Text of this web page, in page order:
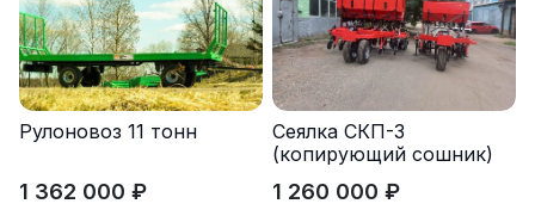
Рулоновоз 11 тонн
1 362 000 ₽
Сеялка СКП-3
(копирующий сошник)
1 260 000 ₽